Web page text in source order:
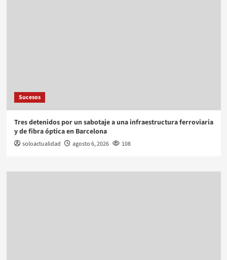
Sucesos
Tres detenidos por un sabotaje a una infraestructura ferroviaria
y de fibra óptica en Barcelona
soloactualidad agosto 6, 2026 108